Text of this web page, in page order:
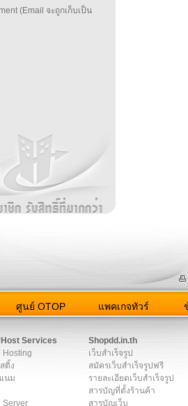
(Email จะถูกเก็บเป็น
ศูนย์ OTOP แพคเกจทัวร์
Services
Hosting
ติ้ง
นม
Server
Shopdd.in.th
เว็บสำเร็จรูป
สมัครเว็บสำเร็จรูปฟรี
รายละเอียดเว็บสำเร็จรูป
สารบัญที่ตั้งร้านค้า
สารบัญเว็บ